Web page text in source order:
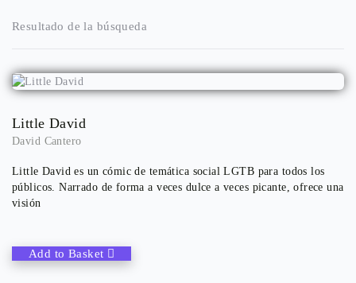
Resultado de la búsqueda
Little David
David Cantero
Little David es un cómic de temática social LGTB para todos los
públicos. Narrado de forma a veces dulce a veces picante, ofrece una
visión
Add to Basket